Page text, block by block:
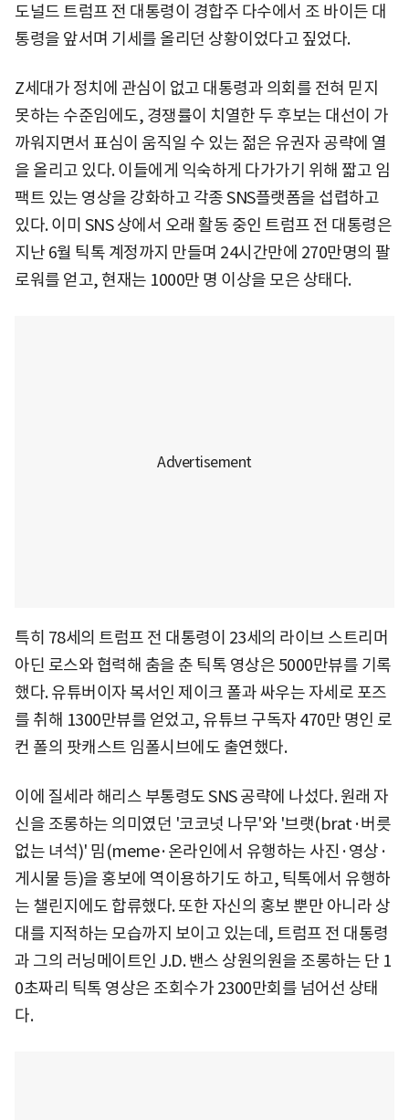
도널드 트럼프 전 대통령이 경합주 다수에서 조 바이든 대
통령을 앞서며 기세를 올리던 상황이었다고 짚었다.
Z세대가 정치에 관심이 없고 대통령과 의회를 전혀 믿지
못하는 수준임에도, 경쟁률이 치열한 두 후보는 대선이 가
까워지면서 표심이 움직일 수 있는 젊은 유권자 공략에 열
을 올리고 있다. 이들에게 익숙하게 다가가기 위해 짧고 임
팩트 있는 영상을 강화하고 각종 SNS플랫폼을 섭렵하고
있다. 이미 SNS 상에서 오래 활동 중인 트럼프 전 대통령은
지난 6월 틱톡 계정까지 만들며 24시간만에 270만명의 팔
로워를 얻고, 현재는 1000만 명 이상을 모은 상태다.
특히 78세의 트럼프 전 대통령이 23세의 라이브 스트리머
아딘 로스와 협력해 춤을 춘 틱톡 영상은 5000만뷰를 기록
했다. 유튜버이자 복서인 제이크 폴과 싸우는 자세로 포즈
를 취해 1300만뷰를 얻었고, 유튜브 구독자 470만 명인 로
컨 폴의 팟캐스트 임폴시브에도 출연했다.
이에 질세라 해리스 부통령도 SNS 공략에 나섰다. 원래 자
신을 조롱하는 의미였던 '코코넛 나무'와 '브랫(brat·버릇
없는 녀석)' 밈(meme·온라인에서 유행하는 사진·영상·
게시물 등)을 홍보에 역이용하기도 하고, 틱톡에서 유행하
는 챌린지에도 합류했다. 또한 자신의 홍보 뿐만 아니라 상
대를 지적하는 모습까지 보이고 있는데, 트럼프 전 대통령
과 그의 러닝메이트인 J.D. 밴스 상원의원을 조롱하는 단 1
0초짜리 틱톡 영상은 조회수가 2300만회를 넘어선 상태
다.